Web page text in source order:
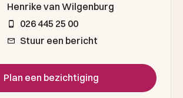
Henrike van Wilgenburg
026 445 25 00
Stuur een bericht
Plan een bezichtiging